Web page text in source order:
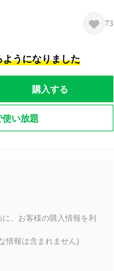
73
うになりました
購入する
い放題
、お客様の購入情報を利
情報は含まれません)